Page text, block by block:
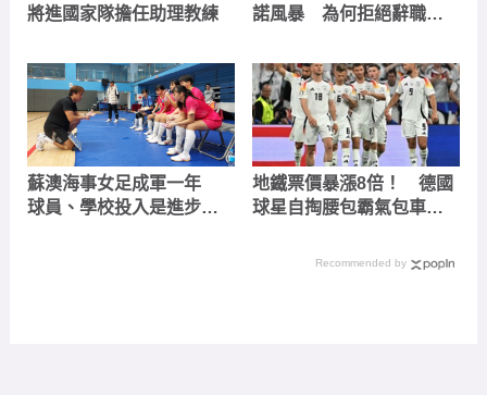
將進國家隊擔任助理教練
諾風暴 為何拒絕辭職？
蘇澳海事女足成軍一年
球員、學校投入是進步關
地鐵票價暴漲8倍！ 德國
球星自掏腰包霸氣包車請
Recommended by